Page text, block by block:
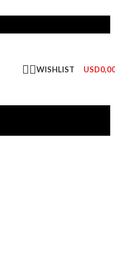
WISHLIST USD